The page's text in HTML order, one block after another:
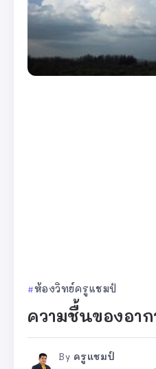
ห้องวิทย์ครูแชมป์
ความชื้นของอา
By ครูแชมป์